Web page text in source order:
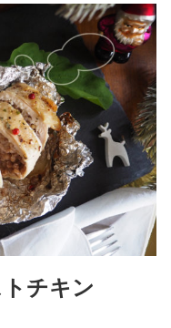
チキン